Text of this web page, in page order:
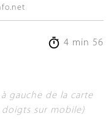
4 min 56
gauche de la carte
sur mobile)